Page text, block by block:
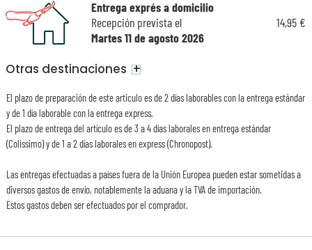
Entrega exprés a domicilio
Recepción prevista el
Martes 11 de agosto 2026
14,95 €
Otras destinaciones +
El plazo de preparación de este articulo es de 2 días laborables con la entrega estándar
y de 1 día laborable con la entrega express.
El plazo de entrega del artículo es de 3 a 4 días laborales en entrega estándar
(Colissimo) y de 1 a 2 días laborales en express (Chronopost).
Las entregas efectuadas a países fuera de la Unión Europea pueden estar sometidas a
diversos gastos de envío, notablemente la aduana y la TVA de importación.
Estos gastos deben ser efectuados por el comprador.